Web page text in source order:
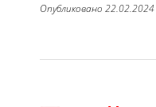
Опубликовано 22.02.2024